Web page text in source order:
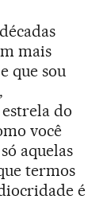
mais
que sou
do
você
aquelas
termos
é